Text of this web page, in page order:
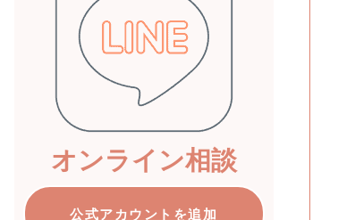
オンライン相談
公式アカウントを追加